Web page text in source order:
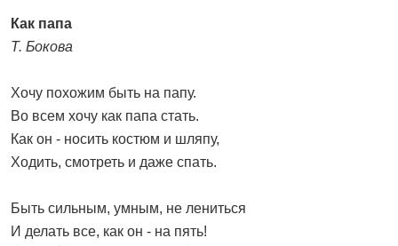
Как папа
Т. Бокова
Хочу похожим быть на папу.
Во всем хочу как папа стать.
Как он - носить костюм и шляпу,
Ходить, смотреть и даже спать.
Быть сильным, умным, не лениться
И делать все, как он - на пять!